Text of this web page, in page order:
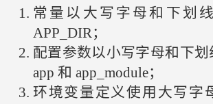
常量以大写字母和下划
APP_DIR；
配置参数以小写字母和下划
app 和 app_module；
环境变量定义使用大写字